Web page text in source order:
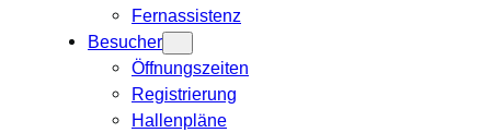
Fernassistenz
Besucher
Öffnungszeiten
Registrierung
Hallenpläne